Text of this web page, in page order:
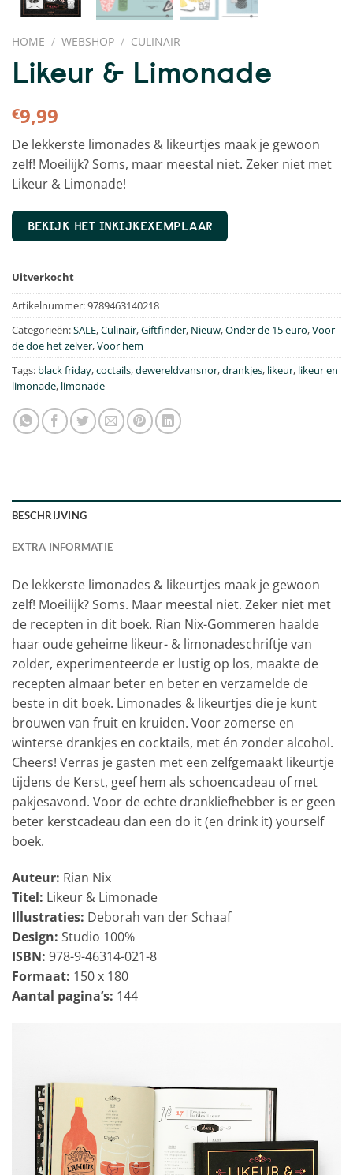
HOME / WEBSHOP / CULINAIR
Likeur & Limonade
€9,99
De lekkerste limonades & likeurtjes maak je gewoon
zelf! Moeilijk? Soms, maar meestal niet. Zeker niet met
Likeur & Limonade!
BEKIJK HET INKIJKEXEMPLAAR
Uitverkocht
Artikelnummer:9789463140218
Categorieën:SALE,Culinair,Giftfinder, Nieuw,Onder de 15 euro,Voor
de doe het zelver,Voor hem
Tags: black friday,coctails,dewereldvansnor,drankjes, likeur, likeur en
limonade, limonade
BESCHRIJVING
EXTRA INFORMATIE
De lekkerste limonades & likeurtjes maak je gewoon
zelf! Moeilijk? Soms. Maar meestal niet. Zeker niet met
de recepten in dit boek. Rian Nix-Gommeren haalde
haar oude geheime likeur- & limonadeschriftje van
zolder, experimenteerde er lustig op los, maakte de
recepten almaar beter en beter en verzamelde de
beste in dit boek. Limonades & likeurtjes die je kunt
brouwen van fruit en kruiden. Voor zomerse en
winterse drankjes en cocktails, met én zonder alcohol.
Cheers! Verras je gasten met een zelfgemaakt likeurtje
tijdens de Kerst, geef hem als schoencadeau of met
pakjesavond. Voor de echte drankliefhebber is er geen
beter kerstcadeau dan een do it (en drink it) yourself
boek.
Auteur: Rian Nix
Titel: Likeur & Limonade
Illustraties: Deborah van der Schaaf
Design: Studio 100%
ISBN: 978-9-46314-021-8
Formaat: 150 x 180
Aantal pagina’s: 144